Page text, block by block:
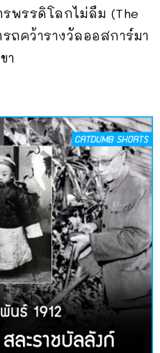
พรรดิโลกไม่ลืม (The
ถคว้ารางวัลออสการ์มา
า